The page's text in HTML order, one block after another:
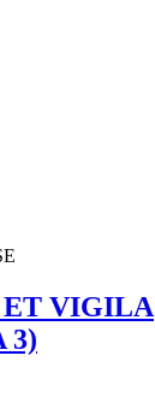
ET VIGILA
3)